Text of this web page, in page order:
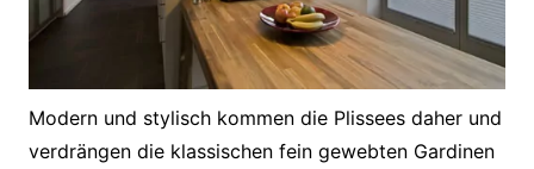
Modern und stylisch kommen die Plissees daher und
verdrängen die klassischen fein gewebten Gardinen